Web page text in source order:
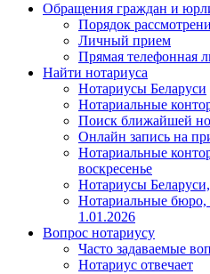
Обращения граждан и
Порядок
Личный прием
Прямая телефонная
Найти нотариуса
Нотариусы Беларуси
Нотариальные
Поиск ближайшей
Онлайн запись на
Нотариальные
воскресенье
Нотариусы
Нотариальные бюро,
1.01.2026
Вопрос нотариусу
Часто задаваемые
Нотариус отвечает